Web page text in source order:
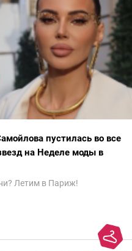
пустилась во все
на Неделе моды в
Летим в Париж!